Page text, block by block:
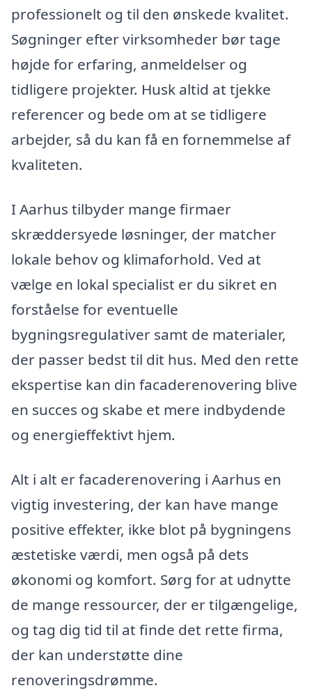
professionelt og til den ønskede kvalitet.
Søgninger efter virksomheder bør tage
højde for erfaring, anmeldelser og
tidligere projekter. Husk altid at tjekke
referencer og bede om at se tidligere
arbejder, så du kan få en fornemmelse af
kvaliteten.
I Aarhus tilbyder mange firmaer
skræddersyede løsninger, der matcher
lokale behov og klimaforhold. Ved at
vælge en lokal specialist er du sikret en
forståelse for eventuelle
bygningsregulativer samt de materialer,
der passer bedst til dit hus. Med den rette
ekspertise kan din facaderenovering blive
en succes og skabe et mere indbydende
og energieffektivt hjem.
Alt i alt er facaderenovering i Aarhus en
vigtig investering, der kan have mange
positive effekter, ikke blot på bygningens
æstetiske værdi, men også på dets
økonomi og komfort. Sørg for at udnytte
de mange ressourcer, der er tilgængelige,
og tag dig tid til at finde det rette firma,
der kan understøtte dine
renoveringsdrømme.